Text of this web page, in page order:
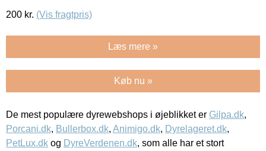
200 kr. (Vis fragtpris)
Læs mere »
Køb nu »
De mest populære dyrewebshops i øjeblikket er Gilpa.dk,
Porcani.dk, Bullerbox.dk, Animigo.dk, Dyrelageret.dk,
PetLux.dk og DyreVerdenen.dk, som alle har et stort